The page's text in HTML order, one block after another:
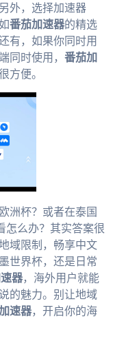
外，选择加速器
番茄加速器的精选
有，如果你同时用
同时使用， 番茄加
方便。
洲杯？或者在泰国
怎么办？其实答案很
域限制，畅享中文
世界杯，还是日常
器，海外用户就能
的魅力。别让地域
速器，开启你的海